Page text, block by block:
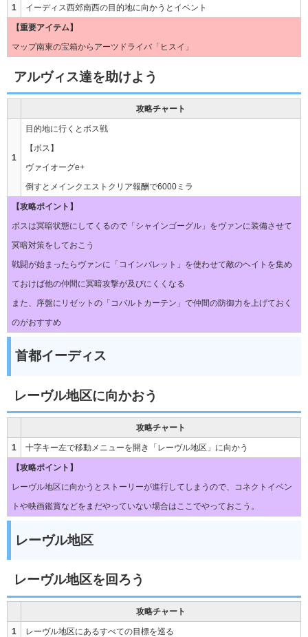
1 イーディス西郊南西の目的地に向かうとイベント
【重要アイテム】
マップ南東の宝箱からアーツドライバ「ヒスイ」
アルヴィス達を助けよう
攻略チャート
1
目的地に行くとボス戦
【ボス】
ヴァイオーグe+
倒すとメインクエストクリア報酬で6000ミラ
【攻略ポイント】
ボスは冥暗状態にしてくるので「シャインゴーグル」をヴァンに装備させて
冥暗対策をしておこう
戦闘が始まったらヴァンに「コインバレット」を使わせて敵のヘイトを集め
ておけば他の仲間に冥暗攻撃が及びにくくなる
また、序盤にリゼットの「コバルトカーテン」で仲間の防御力を上げておく
のがおすすめ
首都イーディス
レーヴル地区に向かおう
攻略チャート
1 十字キー左で移動メニューを開き「レーヴル地区」に向かう
【攻略ポイント】
レーヴル地区に向かうとストーリーが進行してしまうので、コネクトイベン
トや映画鑑賞などをまだやっていない場合はここでやっておこう。
レーヴル地区
レーヴル地区を回ろう
攻略チャート
1 レーヴル地区にあるすべての目標を巡る